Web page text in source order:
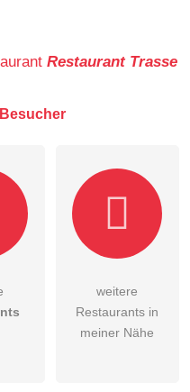
zur Kenntnis genommen.
Restaurant Trasse
Besucher
weitere
Restaurants in
meiner Nähe